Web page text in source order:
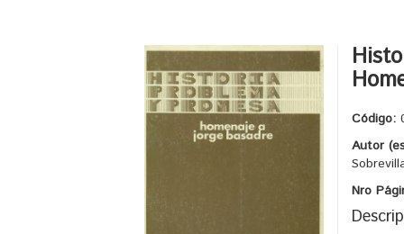
Código:
Autor
Nro